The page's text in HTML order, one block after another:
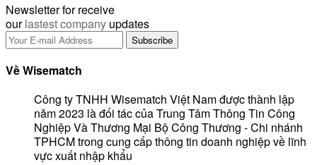
Newsletter for receive
ourlastest company updates
Về Wisematch
Công ty TNHH Wisematch Việt Nam được thành lập
năm 2023 là đối tác của Trung Tâm Thông Tin Công
Nghiệp Và Thương Mại Bộ Công Thương - Chi nhánh
TPHCM trong cung cấp thông tin doanh nghiệp về lĩnh
vực xuất nhập khẩu